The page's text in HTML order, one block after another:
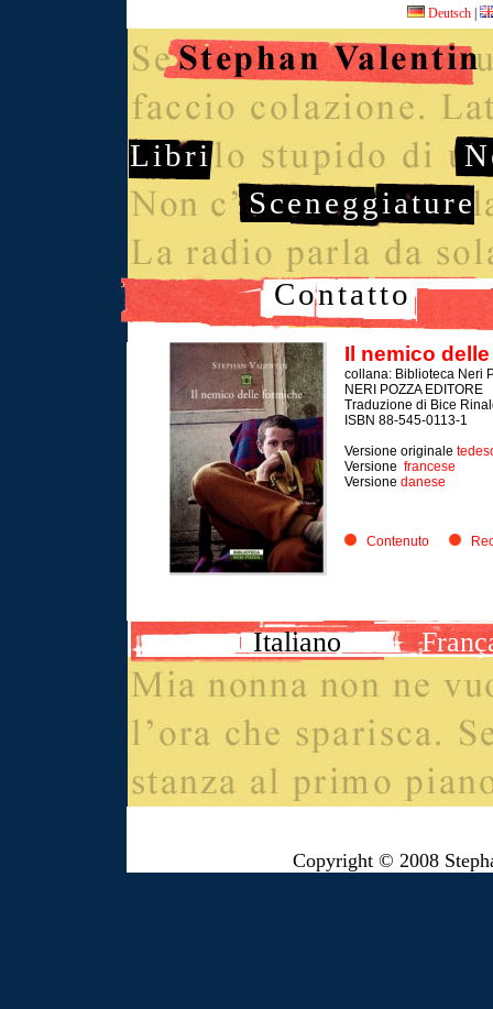
Deutsch
Libri
Sceneggiature
Contatto
Il nemico
collana: Biblioteca Neri
NERI POZZA EDITORE
Traduzione di Bice
ISBN 88-545-0113-1
Versione originale
Versione francese
Versione danese
Contenuto
Italiano
Copyright © 2008